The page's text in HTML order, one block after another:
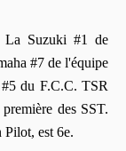
La Suzuki #1 de
#7 de l'équipe
du F.C.C. TSR
des SST.
est 6e.